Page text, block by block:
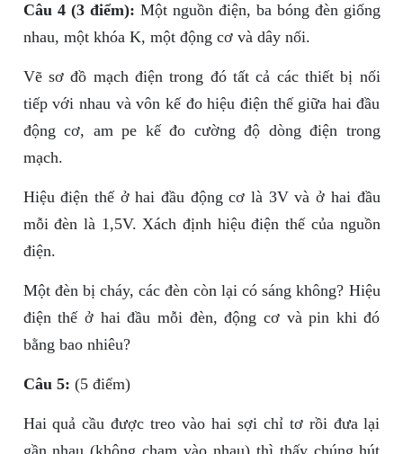
Câu 4 (3 điểm): Một nguồn điện, ba bóng đèn giống
nhau, một khóa K, một động cơ và dây nối.
Vẽ sơ đồ mạch điện trong đó tất cả các thiết bị nối
tiếp với nhau và vôn kế đo hiệu điện thế giữa hai đầu
động cơ, am pe kế đo cường độ dòng điện trong
mạch.
Hiệu điện thế ở hai đầu động cơ là 3V và ở hai đầu
mỗi đèn là 1,5V. Xách định hiệu điện thế của nguồn
điện.
Một đèn bị cháy, các đèn còn lại có sáng không? Hiệu
điện thế ở hai đầu mỗi đèn, động cơ và pin khi đó
bằng bao nhiêu?
Câu 5: (5 điểm)
Hai quả cầu được treo vào hai sợi chỉ tơ rồi đưa lại